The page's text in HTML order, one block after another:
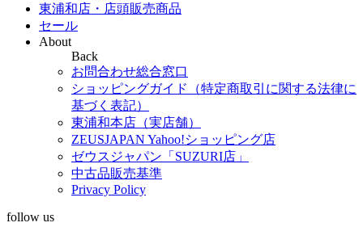
東浦和店・店頭販売商品
セール
About
Back
お問合わせ総合窓口
ショッピングガイド（特定商取引に関する法律に
基づく表記）
東浦和本店（実店舗）
ZEUSJAPAN Yahoo!ショッピング店
ゼウスジャパン「SUZURI店」
中古品販売基準
Privacy Policy
follow us